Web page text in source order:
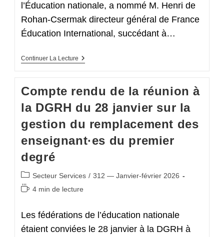
l’Éducation nationale, a nommé M. Henri de
Rohan-Csermak directeur général de France
Éducation International, succédant à…
Continuer La Lecture Sur
Moment
France
Éducation
International
Compte rendu de la réunion à
la DGRH du 28 janvier sur la
gestion du remplacement des
enseignant·es du premier
degré
Post
category:
Secteur Services / 312 — Janvier-février 2026
Temps
lecture :
4 min de lecture
Les fédérations de l’éducation nationale
étaient conviées le 28 janvier à la DGRH à